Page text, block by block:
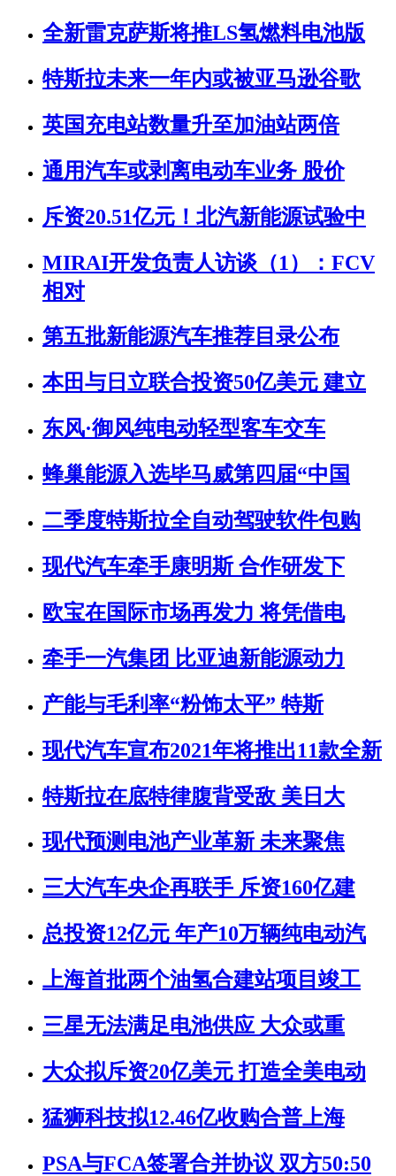
全新雷克萨斯将推LS氢燃料电池版
特斯拉未来一年内或被亚马逊谷歌
英国充电站数量升至加油站两倍
通用汽车或剥离电动车业务 股价
斥资20.51亿元！北汽新能源试验中
MIRAI开发负责人访谈（1）：FCV
相对
第五批新能源汽车推荐目录公布
本田与日立联合投资50亿美元 建立
东风·御风纯电动轻型客车交车
蜂巢能源入选毕马威第四届“中国
二季度特斯拉全自动驾驶软件包购
现代汽车牵手康明斯 合作研发下
欧宝在国际市场再发力 将凭借电
牵手一汽集团 比亚迪新能源动力
产能与毛利率“粉饰太平” 特斯
现代汽车宣布2021年将推出11款全新
特斯拉在底特律腹背受敌 美日大
现代预测电池产业革新 未来聚焦
三大汽车央企再联手 斥资160亿建
总投资12亿元 年产10万辆纯电动汽
上海首批两个油氢合建站项目竣工
三星无法满足电池供应 大众或重
大众拟斥资20亿美元 打造全美电动
猛狮科技拟12.46亿收购合普上海
PSA与FCA签署合并协议 双方50:50